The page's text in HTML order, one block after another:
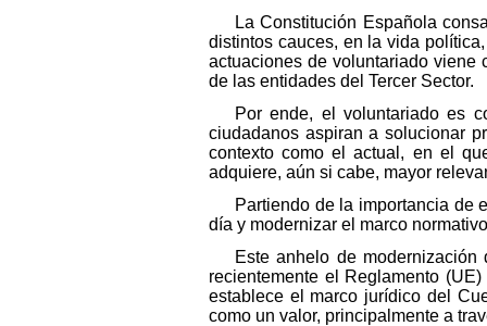
La Constitución Española
distintos cauces, en la vida
actuaciones de voluntariado viene
de las entidades del Tercer Sector.
Por ende, el voluntariado es
ciudadanos aspiran a solucionar
contexto como el actual, en el
adquiere, aún si cabe, mayor
Partiendo de la importancia de
día y modernizar el marco
Este anhelo de
recientemente el Reglamento
establece el marco jurídico del
como un valor, principalmente a